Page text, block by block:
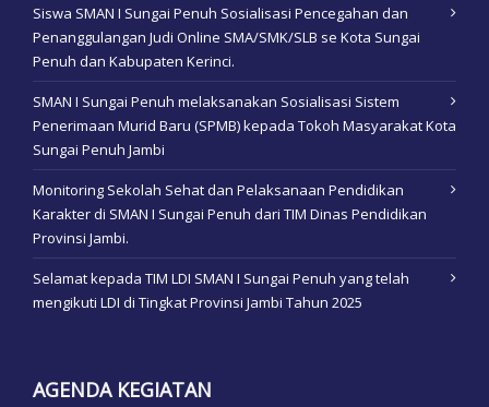
Siswa SMAN I Sungai Penuh Sosialisasi Pencegahan dan
Penanggulangan Judi Online SMA/SMK/SLB se Kota Sungai
Penuh dan Kabupaten Kerinci.
SMAN I Sungai Penuh melaksanakan Sosialisasi Sistem
Penerimaan Murid Baru (SPMB) kepada Tokoh Masyarakat Kota
Sungai Penuh Jambi
Monitoring Sekolah Sehat dan Pelaksanaan Pendidikan
Karakter di SMAN I Sungai Penuh dari TIM Dinas Pendidikan
Provinsi Jambi.
Selamat kepada TIM LDI SMAN I Sungai Penuh yang telah
mengikuti LDI di Tingkat Provinsi Jambi Tahun 2025
AGENDA KEGIATAN